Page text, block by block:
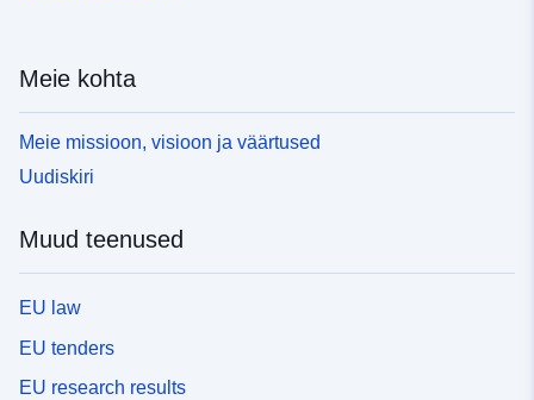
Meie kohta
Meie missioon, visioon ja väärtused
Uudiskiri
Muud teenused
EU law
EU tenders
EU research results